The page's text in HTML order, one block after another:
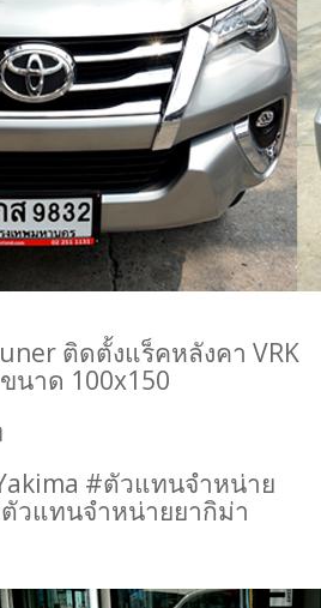
ติดตั้งแร็คหลังคา VRK
นาด 100x150
#ตัวแทนจำหน่าย
วแทนจำหน่ายยากิม่า